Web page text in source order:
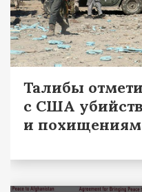
Талибы
с США
и